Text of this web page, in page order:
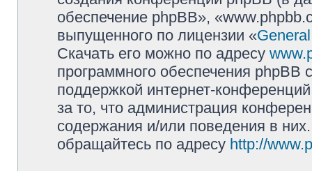
обеспечение phpBB»,
выпущенного по лицензии «
Скачать его можно по адресу
программного обеспечения phpBB
поддержкой интернет-
за то, что администрация
содержания и/или поведения в
обращайтесь по адресу http://